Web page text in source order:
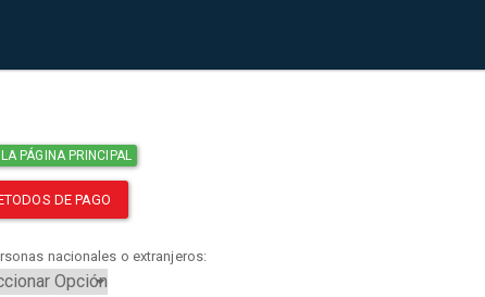
PÁGINA PRINCIPAL
DE PAGO
nacionales o extranjeros: